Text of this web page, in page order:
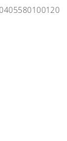
405580100120